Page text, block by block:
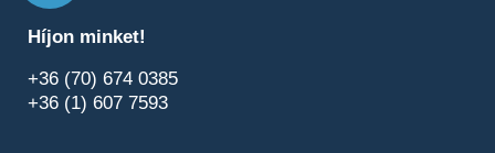
Híjon minket!
+36 (70) 674 0385
+36 (1) 607 7593